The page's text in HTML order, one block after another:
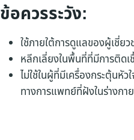
ข้อควรระวัง:
ใช้ภายใต้การดูแลของผู้เชี่ย
หลีกเลี่ยงในพื้นที่ที่มีการติด
ไม่ใช้ในผู้ที่มีเครื่องกระตุ้นหั
ทางการแพทย์ที่ฝังในร่างกาย